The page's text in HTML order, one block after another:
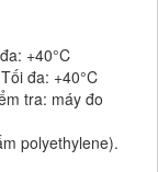
+40°C
đa: +40°C
tra: máy đo
polyethylene).